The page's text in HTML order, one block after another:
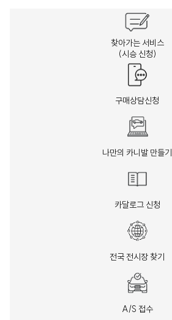
찾아가는 서비스
(시승 신청)
구매상담신청
나만의 카니발 만들기
카달로그 신청
전국 전시장 찾기
A/S 접수